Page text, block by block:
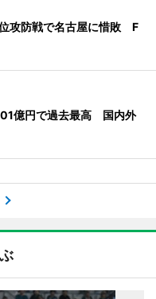
攻防戦で名古屋に惜敗 F
億円で過去最高 国内外